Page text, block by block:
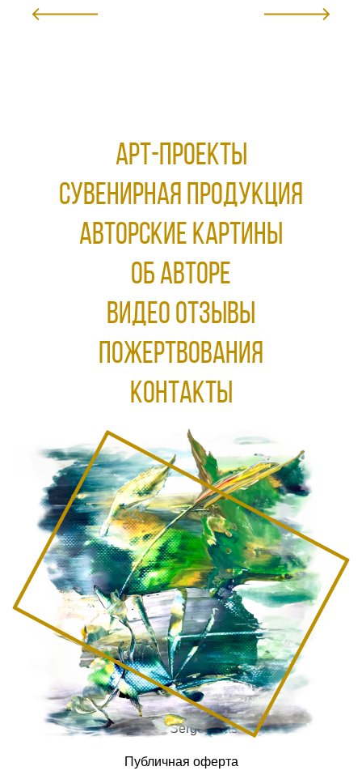
АРТ-ПРОЕКТЫ
Сувенирная продукция
АВТОРСКИЕ КАРТИНЫ
ОБ АВТОРЕ
ВИДЕО ОТЗЫВЫ
ПОЖЕРТВОВАНИЯ
КОНТАКТЫ
© 2026 Sergey Das
Публичная оферта